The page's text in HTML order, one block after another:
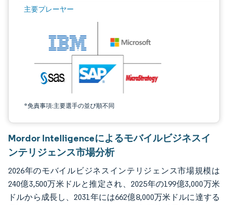
主要プレーヤー
*免責事項:主要選手の並び順不同
画像 © Mordor Intelligence。再利用にはCC BY 4.0の表示が必要です。
Mordor Intelligenceによるモバイルビジネスイ
ンテリジェンス市場分析
2026年のモバイルビジネスインテリジェンス市場規模は
240億3,500万米ドルと推定され、2025年の199億3,000万米
ドルから成長し、2031年には662億8,000万米ドルに達する